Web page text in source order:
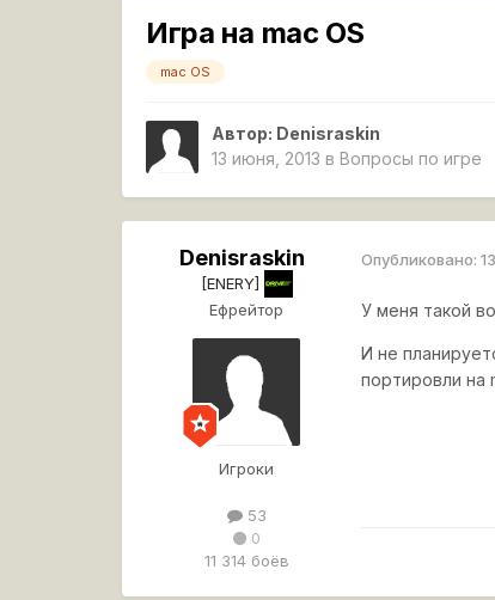
Игра на mac OS
mac OS
Автор: Denisraskin
13 июня, 2013 в Вопросы по игре
Denisraskin
[ENERY]
Ефрейтор
Игроки
53
0
11 314 боёв
Опубликовано:
У меня такой
И не
портировли на